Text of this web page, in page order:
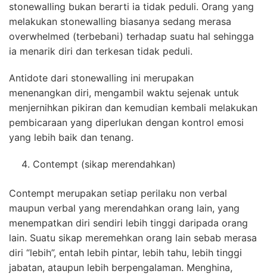
stonewalling bukan berarti ia tidak peduli. Orang yang
melakukan stonewalling biasanya sedang merasa
overwhelmed (terbebani) terhadap suatu hal sehingga
ia menarik diri dan terkesan tidak peduli.
Antidote dari stonewalling ini merupakan
menenangkan diri, mengambil waktu sejenak untuk
menjernihkan pikiran dan kemudian kembali melakukan
pembicaraan yang diperlukan dengan kontrol emosi
yang lebih baik dan tenang.
Contempt (sikap merendahkan)
Contempt merupakan setiap perilaku non verbal
maupun verbal yang merendahkan orang lain, yang
menempatkan diri sendiri lebih tinggi daripada orang
lain. Suatu sikap meremehkan orang lain sebab merasa
diri “lebih”, entah lebih pintar, lebih tahu, lebih tinggi
jabatan, ataupun lebih berpengalaman. Menghina,